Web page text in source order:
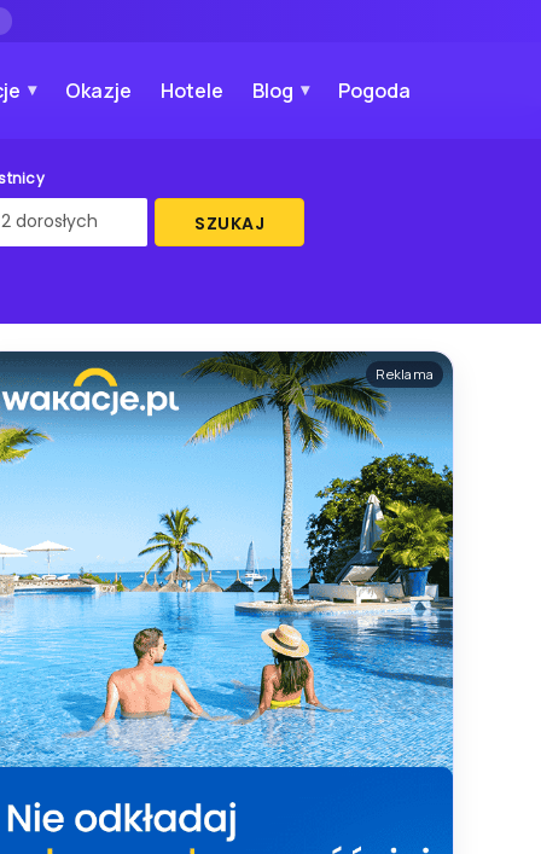
Okazje Hotele Blog Pogoda
SZUKAJ
Reklama